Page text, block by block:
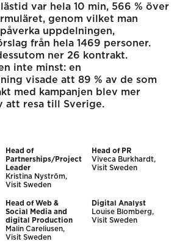
var hela 10 min, 566 % över
genom vilket man
uppdelningen,
från hela 1469 personer.
ner 26 kontrakt.
inte minst: en
visade att 89 % av de som
med kampanjen blev mer
att resa till Sverige.
Head of
Partnerships/Project
Leader
Kristina Nyström,
Visit Sweden
Head of PR
Viveca Burkhardt,
Visit Sweden
Head of Web &
Social Media and
digital Production
Malin Careliusen,
Visit Sweden
Digital Analyst
Louise Blomberg,
Visit Sweden